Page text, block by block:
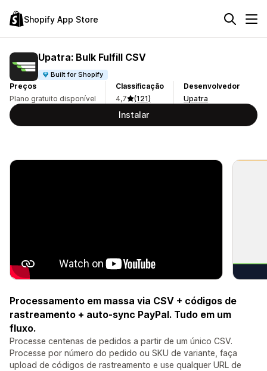
Shopify App Store
Upatra: Bulk Fulfill CSV
Built for Shopify
Preços
Plano gratuito disponível
Classificação
4,7
(121)
Desenvolvedor
Upatra
Instalar
Processamento em massa via CSV + códigos de
rastreamento + auto-sync PayPal. Tudo em um
fluxo.
Processe centenas de pedidos a partir de um único CSV.
Processe por número do pedido ou SKU de variante, faça
upload de códigos de rastreamento e use qualquer URL de